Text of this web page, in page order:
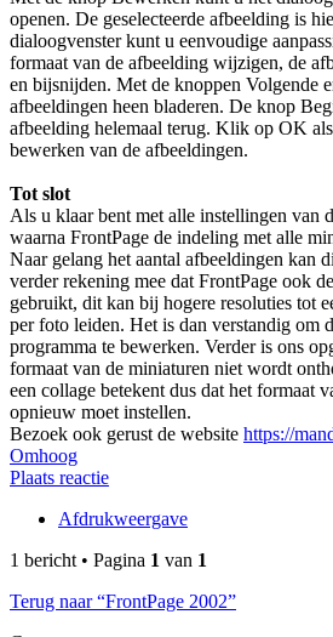
openen. De geselecteerde afbeelding is
dialoogvenster kunt u eenvoudige
formaat van de afbeelding wijzigen, de
en bijsnijden. Met de knoppen Volgende
afbeeldingen heen bladeren. De knop
afbeelding helemaal terug. Klik op OK
bewerken van de afbeeldingen.
Tot slot
Als u klaar bent met alle instellingen van
waarna FrontPage de indeling met alle
Naar gelang het aantal afbeeldingen kan
verder rekening mee dat FrontPage ook
gebruikt, dit kan bij hogere resoluties tot
per foto leiden. Het is dan verstandig om
programma te bewerken. Verder is ons
formaat van de miniaturen niet wordt
een collage betekent dus dat het formaat
opnieuw moet instellen.
Bezoek ook gerust de website https://
Omhoog
Plaats reactie
Afdrukweergave
1 bericht • Pagina 1 van 1
Terug naar “FrontPage 2002”